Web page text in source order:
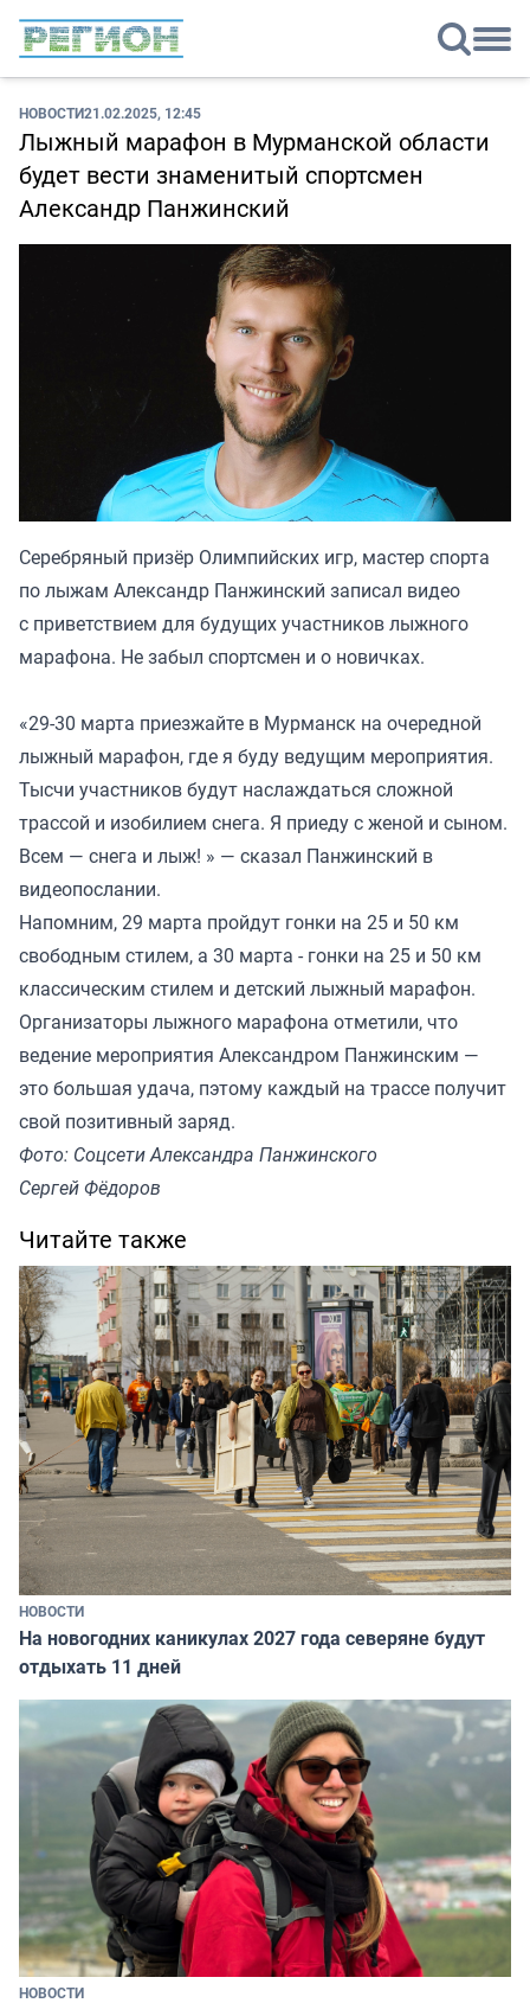
НОВОСТИ21.02.2025, 12:45
Лыжный марафон в Мурманской области
будет вести знаменитый спортсмен
Александр Панжинский
Серебряный призёр Олимпийских игр, мастер спорта
по лыжам Александр Панжинский записал видео
с приветствием для будущих участников лыжного
марафона. Не забыл спортсмен и о новичках.
«29-30 марта приезжайте в Мурманск на очередной
лыжный марафон, где я буду ведущим мероприятия.
Тысчи участников будут наслаждаться сложной
трассой и изобилием снега. Я приеду с женой и сыном.
Всем — снега и лыж! » — сказал Панжинский в
видеопослании.
Напомним, 29 марта пройдут гонки на 25 и 50 км
свободным стилем, а 30 марта - гонки на 25 и 50 км
классическим стилем и детский лыжный марафон.
Организаторы лыжного марафона отметили, что
ведение мероприятия Александром Панжинским —
это большая удача, пэтому каждый на трассе получит
свой позитивный заряд.
Фото: Соцсети Александра Панжинского
Сергей Фёдоров
Читайте также
НОВОСТИ
На новогодних каникулах 2027 года северяне будут
отдыхать 11 дней
НОВОСТИ